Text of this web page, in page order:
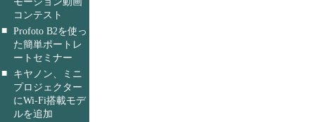
コンテスト
■ Profoto B2を使っ
た簡単ポートレ
ートセミナー
■
キヤノン、ミニ
プロジェクター
にWi-Fi搭載モデ
ルを追加